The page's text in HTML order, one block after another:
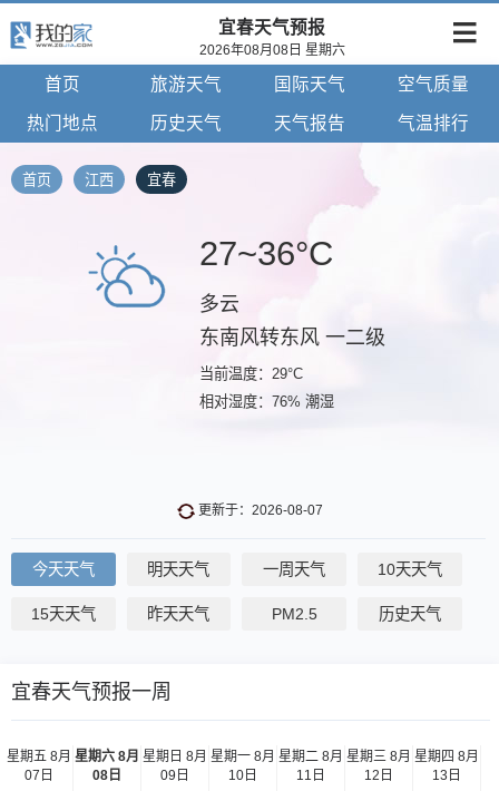
宜春天气预报
2026年08月08日 星期六
首页 旅游天气 国际天气 空气质量
热门地点 历史天气 天气报告 气温排行
首页 江西 宜春
27~36°C
多云
东南风转东风 一二级
当前温度：29°C
相对湿度：76% 潮湿
更新于：2026-08-07
今天天气 明天天气 一周天气 10天天气
15天天气 昨天天气 PM2.5 历史天气
宜春天气预报一周
星期五 8月
07日
星期六 8月
08日
星期日 8月
09日
星期一 8月
10日
星期二 8月
11日
星期三 8月
12日
星期四 8月
13日